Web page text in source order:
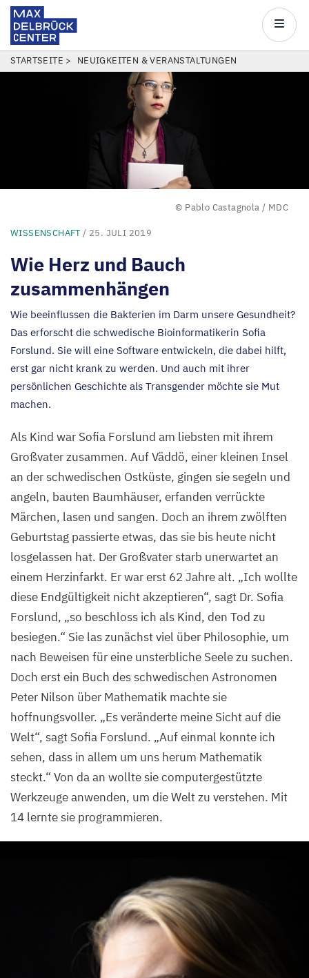
Direkt
zum
Center
Main
PFADNAVIGATION
STARTSEITE NEUIGKEITEN & VERANSTALTUNGEN
© Pablo Castagnola / MDC
WISSENSCHAFT/ 25. JULI 2019
Wie Herz und Bauch
zusammenhängen
Wie beeinflussen die Bakterien im Darm unsere Gesundheit?
Das erforscht die schwedische Bioinformatikerin Sofia
Forslund. Sie will eine Software entwickeln, die dabei hilft,
erst gar nicht krank zu werden. Und auch mit ihrer
persönlichen Geschichte als Transgender möchte sie Mut
machen.
Als Kind war Sofia Forslund am liebsten mit ihrem
Großvater zusammen. Auf Väddö, einer kleinen Insel
an der schwedischen Ostküste, gingen sie segeln und
angeln, bauten Baumhäuser, erfanden verrückte
Märchen, lasen und sangen. Doch an ihrem zwölften
Geburtstag passierte etwas, das sie bis heute nicht
losgelassen hat. Der Großvater starb unerwartet an
einem Herzinfarkt. Er war erst 62 Jahre alt. „Ich wollte
diese Endgültigkeit nicht akzeptieren“, sagt Dr. Sofia
Forslund, „so beschloss ich als Kind, den Tod zu
besiegen.“ Sie las zunächst viel über Philosophie, um
nach Beweisen für eine unsterbliche Seele zu suchen.
Doch erst ein Buch des schwedischen Astronomen
Peter Nilson über Mathematik machte sie
hoffnungsvoller. „Es veränderte meine Sicht auf die
Welt“, sagt Sofia Forslund. „Auf einmal konnte ich
sehen, dass in allem um uns herum Mathematik
steckt.“ Von da an wollte sie computergestützte
Werkzeuge anwenden, um die Welt zu verstehen. Mit
14 lernte sie programmieren.